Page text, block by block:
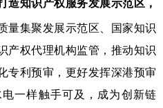
造知识产权服务发展示范区，
量集聚发展示范区、国家知识
产权代理机构监管，推动知识
专利预审，更好发挥深港预审
一样触手可及，成为创新链